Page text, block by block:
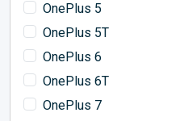
OnePlus 5
OnePlus 5T
OnePlus 6
OnePlus 6T
OnePlus 7